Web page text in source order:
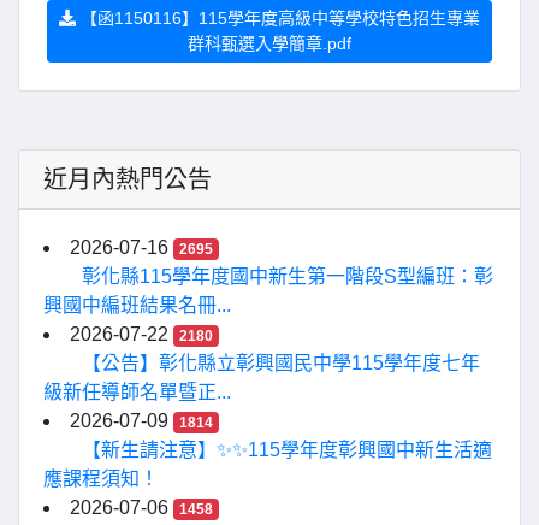
【函1150116】115學年度高級中等學校特色招生專業
群科甄選入學簡章.pdf
近月內熱門公告
2026-07-16 2695
彰化縣115學年度國中新生第一階段S型編班：彰
興國中編班結果名冊...
2026-07-22
2180
【公告】彰化縣立彰興國民中學115學年度七年
級新任導師名單暨正...
2026-07-09
1814
【新生請注意】✨✨115學年度彰興國中新生活適
應課程須知！
2026-07-06
1458